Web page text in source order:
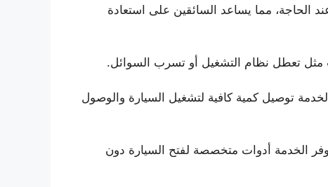
الحاجة، مما يساعد السائقين على استعادة
تعطل نظام التشغيل أو تسرب السوائل.
توصيل كمية كافية لتشغيل السيارة والوصول
الخدمة أدوات متخصصة لفتح السيارة دون